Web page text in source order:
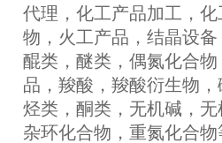
代理，化工产品加工，
物，火工产品，结晶设
醌类，醚类，偶氮化合
品，羧酸，羧酸衍生物
烃类，酮类，无机碱，
杂环化合物，重氮化合